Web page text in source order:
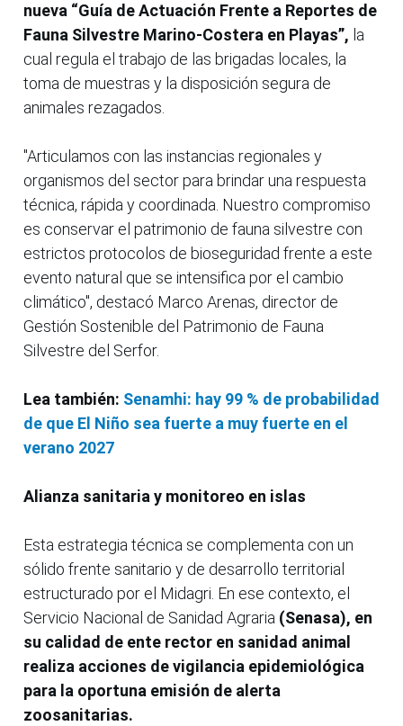
nueva “Guía de Actuación Frente a Reportes de
Fauna Silvestre Marino-Costera en Playas”, la
cual regula el trabajo de las brigadas locales, la
toma de muestras y la disposición segura de
animales rezagados.
"Articulamos con las instancias regionales y
organismos del sector para brindar una respuesta
técnica, rápida y coordinada. Nuestro compromiso
es conservar el patrimonio de fauna silvestre con
estrictos protocolos de bioseguridad frente a este
evento natural que se intensifica por el cambio
climático", destacó Marco Arenas, director de
Gestión Sostenible del Patrimonio de Fauna
Silvestre del Serfor.
Lea también: Senamhi: hay 99 % de probabilidad
de que El Niño sea fuerte a muy fuerte en el
verano 2027
Alianza sanitaria y monitoreo en islas
Esta estrategia técnica se complementa con un
sólido frente sanitario y de desarrollo territorial
estructurado por el Midagri. En ese contexto, el
Servicio Nacional de Sanidad Agraria (Senasa), en
su calidad de ente rector en sanidad animal
realiza acciones de vigilancia epidemiológica
para la oportuna emisión de alerta
zoosanitarias.